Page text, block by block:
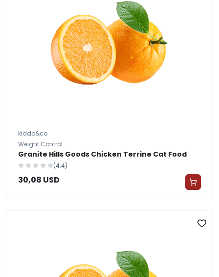
kiddo&co
Weight Control
Granite Hills Goods Chicken Terrine Cat Food
(4.4)
30,08 USD